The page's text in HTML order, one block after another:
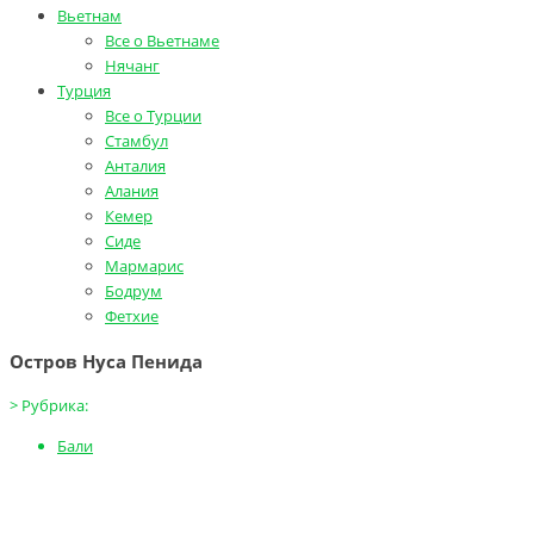
Вьетнам
Все о Вьетнаме
Нячанг
Турция
Все о Турции
Стамбул
Анталия
Алания
Кемер
Сиде
Мармарис
Бодрум
Фетхие
Остров Нуса Пенида
> Рубрика:
Бали